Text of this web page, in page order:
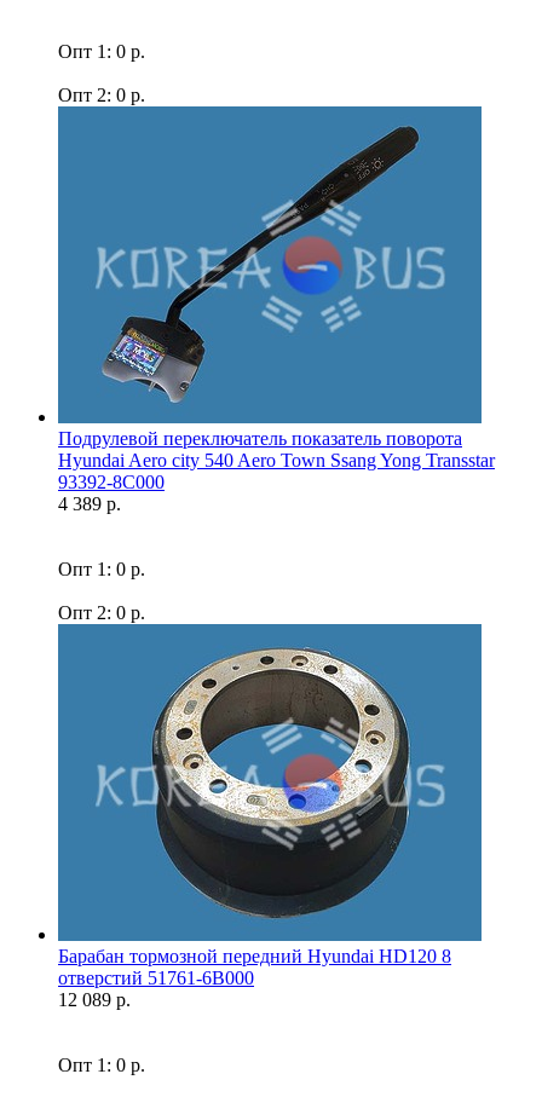
Опт 1: 0 р.
Опт 2: 0 р.
Подрулевой переключатель показатель поворота
Hyundai Aero city 540 Aero Town Ssang Yong Transstar
93392-8C000
4 389 р.
Опт 1: 0 р.
Опт 2: 0 р.
Барабан тормозной передний Hyundai HD120 8
отверстий 51761-6B000
12 089 р.
Опт 1: 0 р.